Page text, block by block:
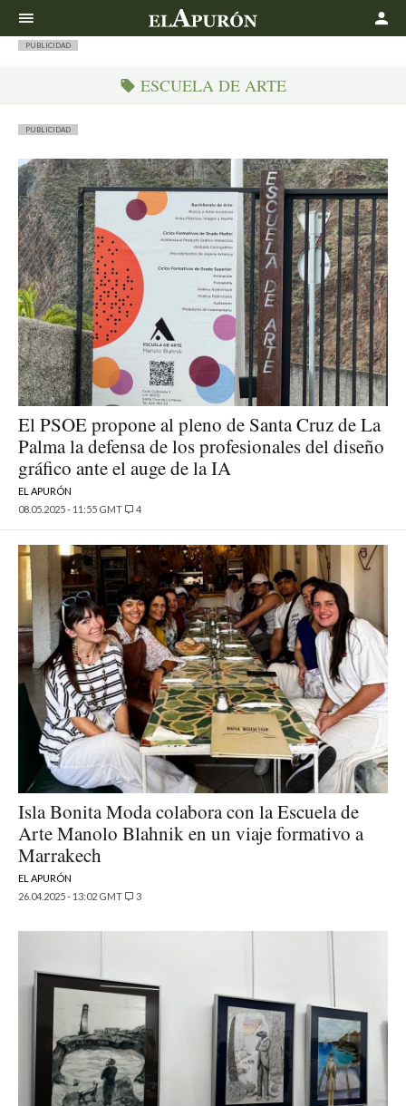
PUBLICIDAD
ESCUELA DE ARTE
PUBLICIDAD
El PSOE propone al pleno de Santa Cruz de La
Palma la defensa de los profesionales del diseño
gráfico ante el auge de la IA
EL APURÓN
08.05.2025 - 11:55 GMT
4
Isla Bonita Moda colabora con la Escuela de
Arte Manolo Blahnik en un viaje formativo a
Marrakech
EL APURÓN
26.04.2025 - 13:02 GMT
3